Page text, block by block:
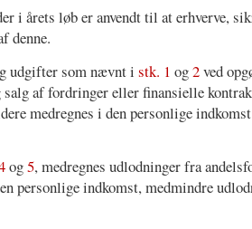
i årets løb er anvendt til at erhverve,
denne.
udgifter som nævnt i stk. 1 og2ved
af fordringer eller finansielle
medregnes i den personlige
og5, medregnes udlodninger fra
personlige indkomst, medmindre